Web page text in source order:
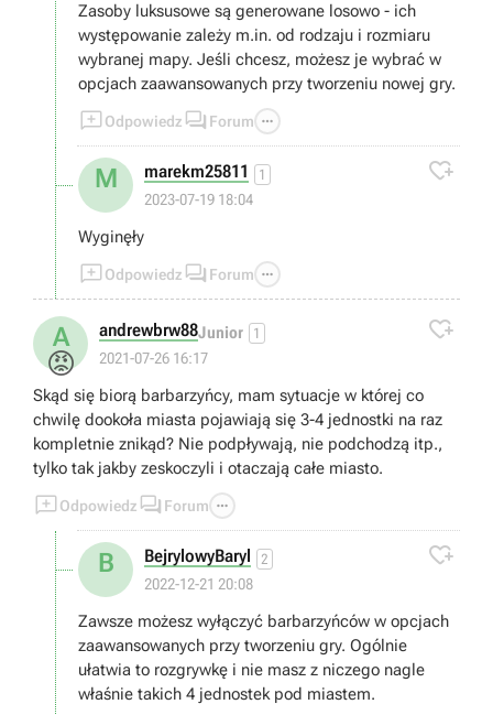
Zasoby luksusowe są generowane losowo - ich
występowanie zależy m.in. od rodzaju i rozmiaru
wybranej mapy. Jeśli chcesz, możesz je wybrać w
opcjach zaawansowanych przy tworzeniu nowej gry.
Odpowiedz  Forum 
M marekm25811 1
2023-07-19 18:04

Wyginęły
Odpowiedz  Forum 
A
😡
andrewbrw88Junior 1
2021-07-26 16:17

Skąd się biorą barbarzyńcy, mam sytuacje w której co
chwilę dookoła miasta pojawiają się 3-4 jednostki na raz
kompletnie znikąd? Nie podpływają, nie podchodzą itp.,
tylko tak jakby zeskoczyli i otaczają całe miasto.
Odpowiedz  Forum 
B BejrylowyBaryl 2
2022-12-21 20:08

Zawsze możesz wyłączyć barbarzyńców w opcjach
zaawansowanych przy tworzeniu gry. Ogólnie
ułatwia to rozgrywkę i nie masz z niczego nagle
właśnie takich 4 jednostek pod miastem.